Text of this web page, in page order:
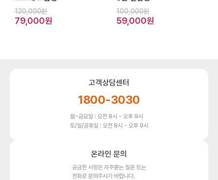
120,000원
79,000원
100,000원
59,000원
고객상담센터
1800-3030
월~금요일 : 오전 8시 - 오후 9시
토/일/공휴일 : 오전 8시 - 오후 9시
온라인 문의
궁금한 사항은 자주묻는 질문 또는
전화로 문의주시기 바랍니다.